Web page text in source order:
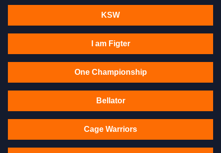
KSW
I am Figter
One Championship
Bellator
Cage Warriors